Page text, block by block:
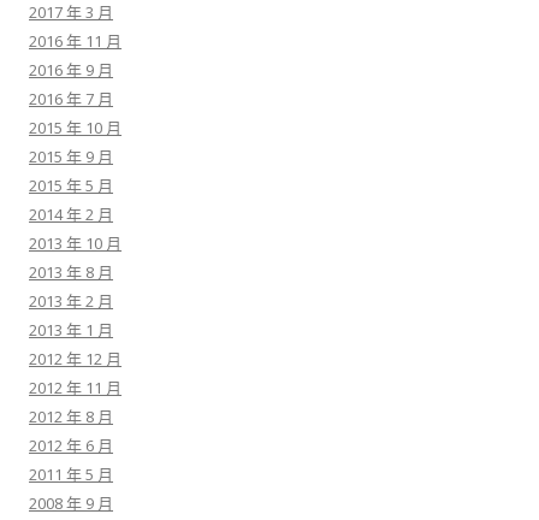
2017 年 3 月
2016 年 11 月
2016 年 9 月
2016 年 7 月
2015 年 10 月
2015 年 9 月
2015 年 5 月
2014 年 2 月
2013 年 10 月
2013 年 8 月
2013 年 2 月
2013 年 1 月
2012 年 12 月
2012 年 11 月
2012 年 8 月
2012 年 6 月
2011 年 5 月
2008 年 9 月